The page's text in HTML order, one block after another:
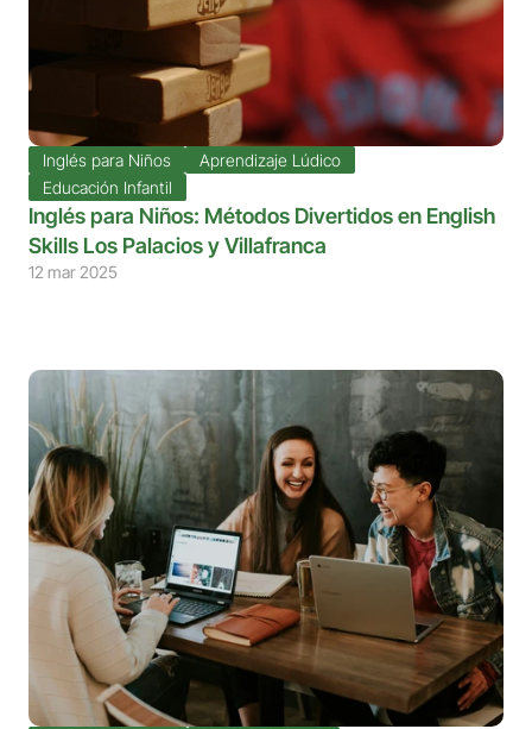
Inglés para Niños
Aprendizaje Lúdico
Educación Infantil
Inglés para Niños: Métodos Divertidos en English
Skills Los Palacios y Villafranca
12 mar 2025